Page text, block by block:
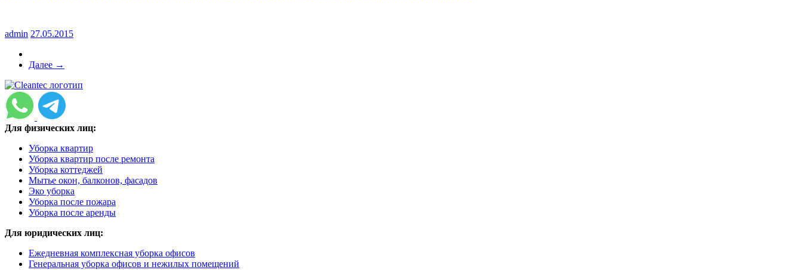
admin 27.05.2015
Далее →
Для физических лиц:
Уборка квартир
Уборка квартир после ремонта
Уборка коттеджей
Мытье окон, балконов, фасадов
Эко уборка
Уборка после пожара
Уборка после аренды
Для юридических лиц:
Ежедневная комплексная уборка офисов
Генеральная уборка офисов и нежилых помещений